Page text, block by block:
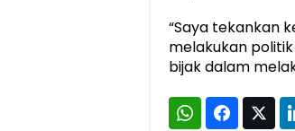
“Saya tekankan
melakukan
bijak dalam